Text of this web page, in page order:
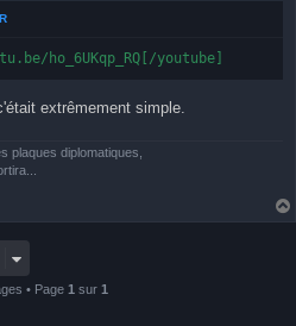
ho_6UKqp_RQ[/youtube]
extrêmement simple.
plaques diplomatiques,
• Page 1 sur 1